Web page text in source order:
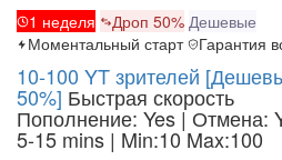
1 неделя Дроп 50% Дешевые
Моментальный старт
Гарантия
10-100 YT зрителей
50%] Быстрая скорость
Пополнение: Yes | Отмена:
5-15 mins | Min:10 Max:100